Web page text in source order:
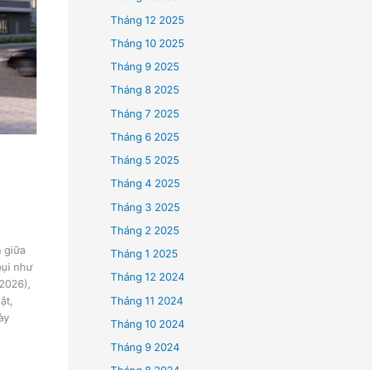
giữa
như
Tháng 12 2025
Tháng 10 2025
Tháng 9 2025
Tháng 8 2025
Tháng 7 2025
Tháng 6 2025
Tháng 5 2025
Tháng 4 2025
Tháng 3 2025
Tháng 2 2025
Tháng 1 2025
Tháng 12 2024
Tháng 11 2024
Tháng 10 2024
Tháng 9 2024